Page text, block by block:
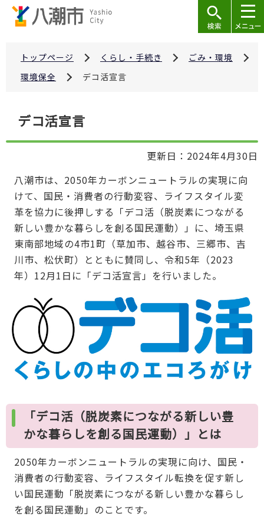
トップページ くらし・手続き
ごみ・環境
環境保全
デコ活宣言
こ
ら
デコ活宣言
更新日：2024年4月30日
八潮市は、2050年カーボンニュートラルの実現に向
けて、国民・消費者の行動変容、ライフスタイル変
革を協力に後押しする「デコ活（脱炭素につながる
新しい豊かな暮らしを創る国民運動）」に、埼玉県
東南部地域の4市1町（草加市、越谷市、三郷市、吉
川市、松伏町）とともに賛同し、令和5年（2023
年）12月1日に「デコ活宣言」を行いました。
「デコ活（脱炭素につながる新しい豊
かな暮らしを創る国民運動）」とは
2050年カーボンニュートラルの実現に向け、国民・
消費者の行動変容、ライフスタイル転換を促す新し
い国民運動「脱炭素につながる新しい豊かな暮らし
を創る国民運動」のことです。